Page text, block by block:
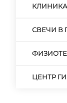
СВЕЧИ В
ЦЕНТР